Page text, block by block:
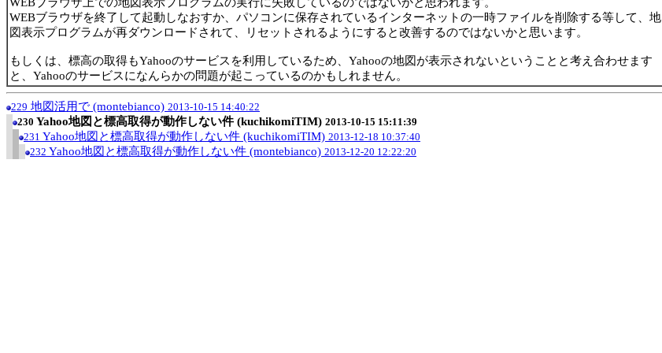
WEBブラウザを終了して起動しなおすか、パソコンに保存されているインターネットの一時ファイルを削除する等して、地
図表示プログラムが再ダウンロードされて、リセットされるようにすると改善するのではないかと思います。
もしくは、標高の取得もYahooのサービスを利用しているため、Yahooの地図が表示されないということと考え合わせます
と、Yahooのサービスになんらかの問題が起こっているのかもしれません。
229 地図活用で (montebianco) 2013-10-15 14:40:22
230 Yahoo地図と標高取得が動作しない件 (kuchikomiTIM) 2013-10-15 15:11:39
231 Yahoo地図と標高取得が動作しない件 (kuchikomiTIM) 2013-12-18 10:37:40
232 Yahoo地図と標高取得が動作しない件 (montebianco) 2013-12-20 12:22:20